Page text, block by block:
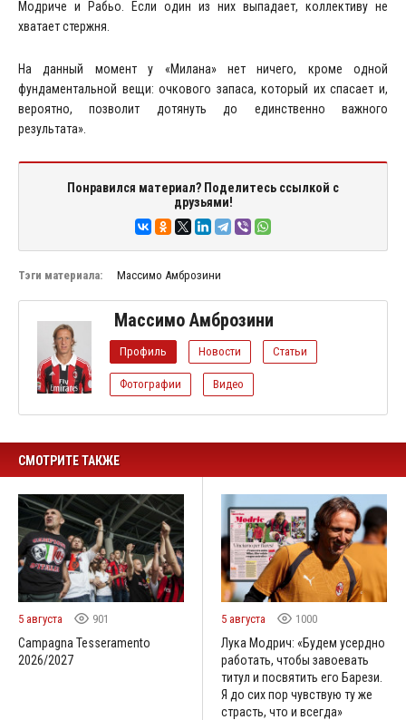
Модриче и Рабьо. Если один из них выпадает, коллективу не
хватает стержня.
На данный момент у «Милана» нет ничего, кроме одной
фундаментальной вещи: очкового запаса, который их спасает и,
вероятно, позволит дотянуть до единственно важного
результата».
Понравился материал? Поделитесь ссылкой с
друзьями!
Тэги материала: Массимо Амброзини
Массимо Амброзини
Профиль Новости Статьи
Фотографии Видео
СМОТРИТЕ ТАКЖЕ
5 августа 901
Campagna Tesseramento
2026/2027
5 августа 1000
Лука Модрич: «Будем усердно
работать, чтобы завоевать
титул и посвятить его Барези.
Я до сих пор чувствую ту же
страсть, что и всегда»